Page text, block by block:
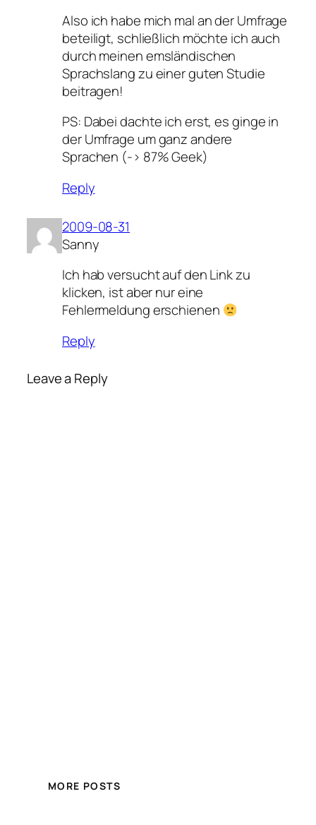
Also ich habe mich mal an der Umfrage
beteiligt, schließlich möchte ich auch
durch meinen emsländischen
Sprachslang zu einer guten Studie
beitragen!
PS: Dabei dachte ich erst, es ginge in
der Umfrage um ganz andere
Sprachen (-> 87% Geek)
Reply
2009-08-31
Sanny
Ich hab versucht auf den Link zu
klicken, ist aber nur eine
Fehlermeldung erschienen
Reply
Leave a Reply
MORE POSTS